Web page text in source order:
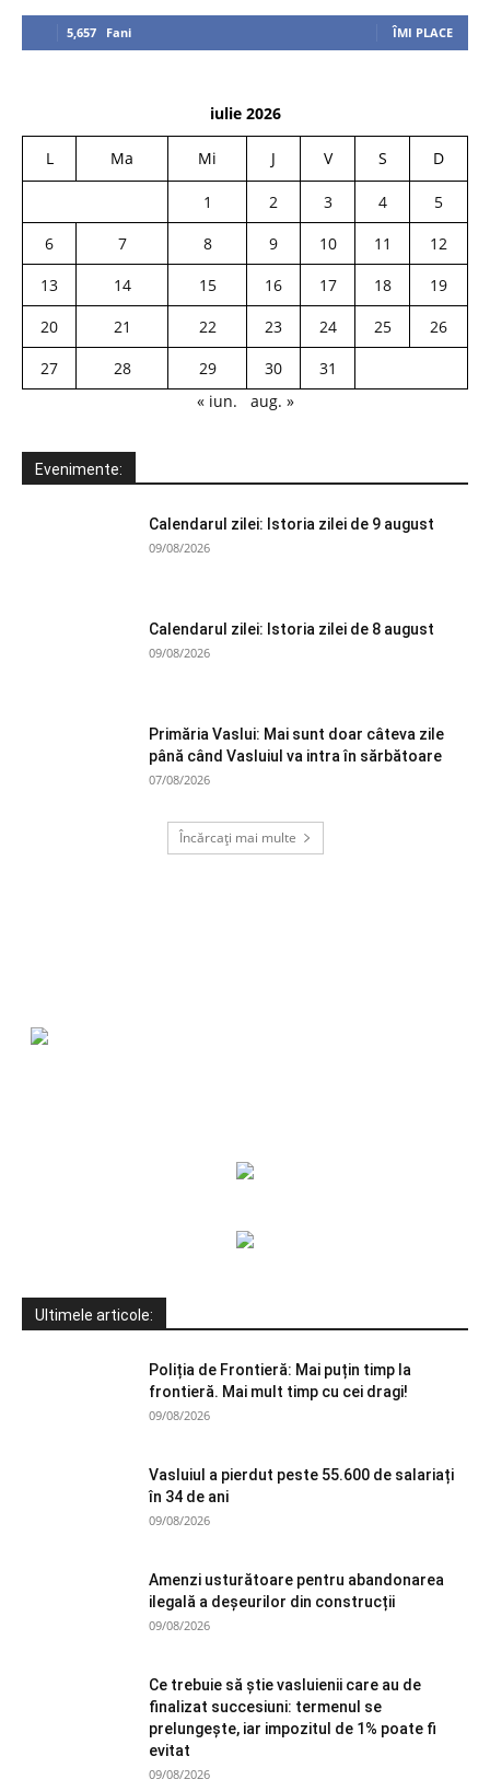
5,657 Fani ÎMI PLACE
iulie 2026
L Ma Mi J V S D
1 2 3 4
5
6
7 8 9 10 11
12
13
14 15 16 17 18
19
20
21 22 23 24 25
26
27
28 29 30
31
« iun.
aug. »
Evenimente:
Calendarul zilei: Istoria zilei de 9 august
09/08/2026
Calendarul zilei: Istoria zilei de 8 august
09/08/2026
Primăria Vaslui: Mai sunt doar câteva zile
până când Vasluiul va intra în sărbătoare
07/08/2026
Încărcați mai multe
Ultimele articole:
Poliția de Frontieră: Mai puțin timp la
frontieră. Mai mult timp cu cei dragi!
09/08/2026
Vasluiul a pierdut peste 55.600 de salariați
în 34 de ani
09/08/2026
Amenzi usturătoare pentru abandonarea
ilegală a deșeurilor din construcții
09/08/2026
Ce trebuie să știe vasluienii care au de
finalizat succesiuni: termenul se
prelungește, iar impozitul de 1% poate fi
evitat
09/08/2026